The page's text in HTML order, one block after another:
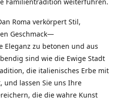
Roma verkörpert Stil,
Geschmack—
Eleganz zu betonen und aus
sind wie die Ewige Stadt
die italienisches Erbe mit
und lassen Sie uns Ihre
die die wahre Kunst